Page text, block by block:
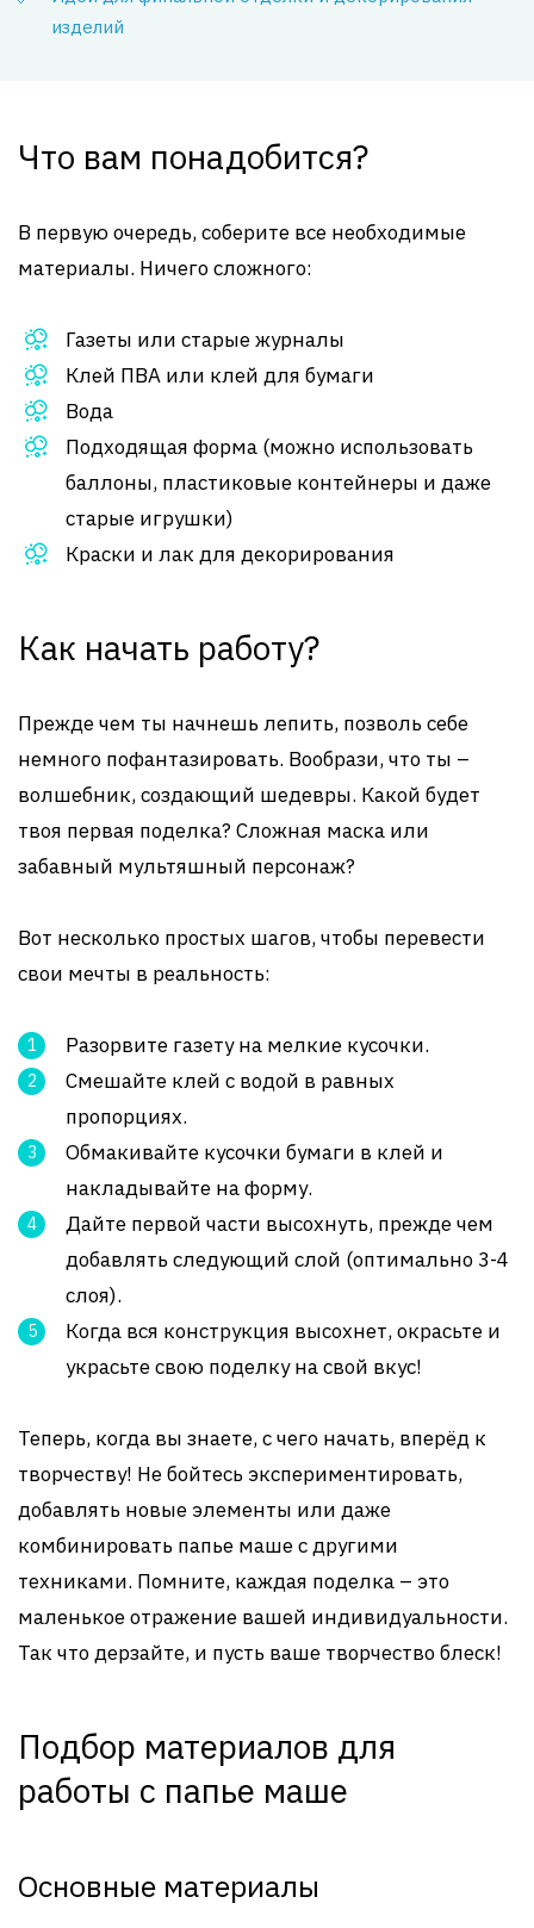
изделий
Что вам понадобится?
В первую очередь, соберите все необходимые
материалы. Ничего сложного:
Газеты или старые журналы
Клей ПВА или клей для бумаги
Вода
Подходящая форма (можно использовать
баллоны, пластиковые контейнеры и даже
старые игрушки)
Краски и лак для декорирования
Как начать работу?
Прежде чем ты начнешь лепить, позволь себе
немного пофантазировать. Вообрази, что ты –
волшебник, создающий шедевры. Какой будет
твоя первая поделка? Сложная маска или
забавный мультяшный персонаж?
Вот несколько простых шагов, чтобы перевести
свои мечты в реальность:
Разорвите газету на мелкие кусочки.
Смешайте клей с водой в равных
пропорциях.
Обмакивайте кусочки бумаги в клей и
накладывайте на форму.
Дайте первой части высохнуть, прежде чем
добавлять следующий слой (оптимально 3-4
слоя).
Когда вся конструкция высохнет, окрасьте и
украсьте свою поделку на свой вкус!
Теперь, когда вы знаете, с чего начать, вперёд к
творчеству! Не бойтесь экспериментировать,
добавлять новые элементы или даже
комбинировать папье маше с другими
техниками. Помните, каждая поделка – это
маленькое отражение вашей индивидуальности.
Так что дерзайте, и пусть ваше творчество блеск!
Подбор материалов для
работы с папье маше
Основные материалы